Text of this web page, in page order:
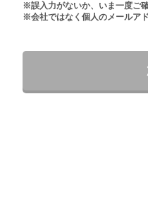
※誤入力がないか、いま一度ご確
※会社ではなく個人のメールア